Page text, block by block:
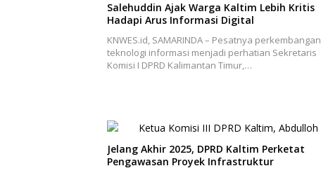
Salehuddin Ajak Warga Kaltim Lebih Kritis
Hadapi Arus Informasi Digital
KNWES.id, SAMARINDA – Pesatnya perkembangan
teknologi informasi menjadi perhatian Sekretaris
Komisi I DPRD Kalimantan Timur,…
Jelang Akhir 2025, DPRD Kaltim Perketat
Pengawasan Proyek Infrastruktur